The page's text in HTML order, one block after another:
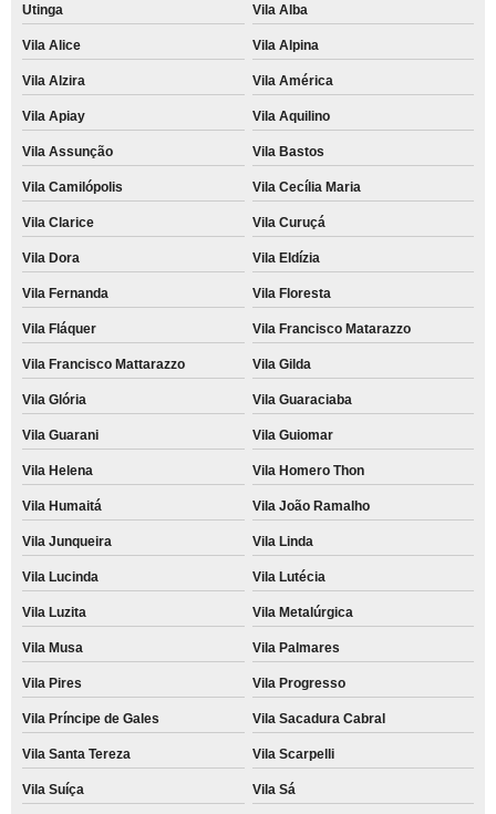
Utinga Vila Alba
Vila Alice Vila Alpina
Vila Alzira Vila América
Vila Apiay Vila Aquilino
Vila Assunção Vila Bastos
Vila Camilópolis Vila Cecília Maria
Vila Clarice Vila Curuçá
Vila Dora Vila Eldízia
Vila Fernanda Vila Floresta
Vila Fláquer Vila Francisco Matarazzo
Vila Francisco Mattarazzo Vila Gilda
Vila Glória Vila Guaraciaba
Vila Guarani Vila Guiomar
Vila Helena Vila Homero Thon
Vila Humaitá Vila João Ramalho
Vila Junqueira Vila Linda
Vila Lucinda Vila Lutécia
Vila Luzita Vila Metalúrgica
Vila Musa Vila Palmares
Vila Pires Vila Progresso
Vila Príncipe de Gales Vila Sacadura Cabral
Vila Santa Tereza Vila Scarpelli
Vila Suíça Vila Sá